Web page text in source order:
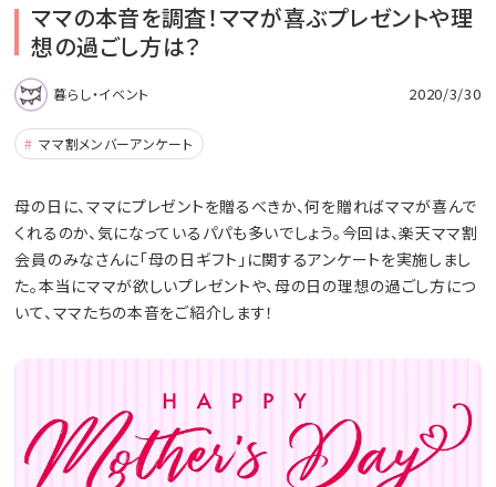
ママの本音を調査！ママが喜ぶプレゼントや理
想の過ごし方は？
暮らし・イベント 2020/3/30
ママ割メンバーアンケート
母の日に、ママにプレゼントを贈るべきか、何を贈ればママが喜んで
くれるのか、気になっているパパも多いでしょう。今回は、楽天ママ割
会員のみなさんに「母の日ギフト」に関するアンケートを実施しまし
た。本当にママが欲しいプレゼントや、母の日の理想の過ごし方につ
いて、ママたちの本音をご紹介します！